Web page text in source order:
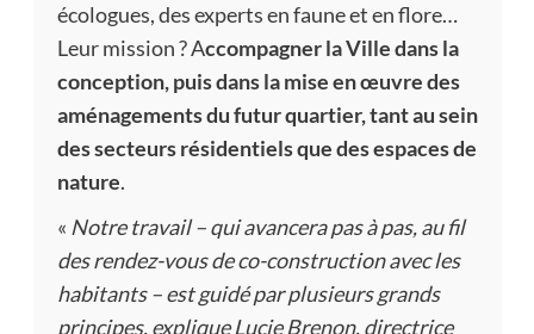
écologues, des experts en faune et en flore…
Leur mission ? Accompagner la Ville dans la
conception, puis dans la mise en œuvre des
aménagements du futur quartier, tant au sein
des secteurs résidentiels que des espaces de
nature.
« Notre travail – qui avancera pas à pas, au fil
des rendez-vous de co-construction avec les
habitants – est guidé par plusieurs grands
principes, explique Lucie Brenon, directrice